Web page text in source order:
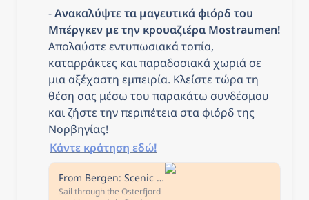
- Ανακαλύψτε τα μαγευτικά φιόρδ του
Μπέργκεν με την κρουαζιέρα Mostraumen!
Απολαύστε εντυπωσιακά τοπία,
καταρράκτες και παραδοσιακά χωριά σε
μια αξέχαστη εμπειρία. Κλείστε τώρα τη
θέση σας μέσω του παρακάτω συνδέσμου
και ζήστε την περιπέτεια στα φιόρδ της
Νορβηγίας!
Κάντε κράτηση εδώ!
From Bergen: Scenic Fjord Cruise to Mostraumen
Sail through the Osterfjord